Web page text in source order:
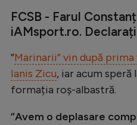
FCSB - Farul
iAMsport.ro.
”Marinarii” vin după
Ianis Zicu, iar acum
formația roș-albastră.
”Avem o deplasare